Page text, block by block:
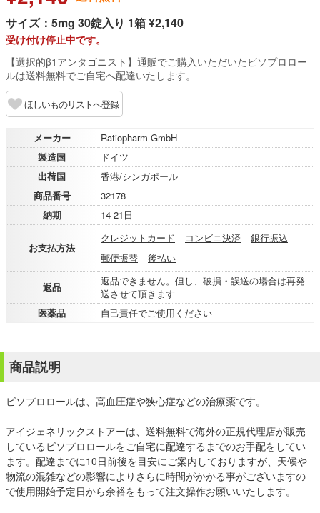
サイズ：5mg 30錠入り 1箱 ¥2,140
受け付け停止中です。
【選択的β1アンタゴニスト】通販でご購入いただいたビソプロロー
ルは送料無料でご自宅へ配達いたします。
ほしいものリストへ登録
メーカー
Ratiopharm GmbH
製造国
ドイツ
出荷国
香港/シンガポール
商品番号
32178
納期
14-21日
お支払方法
クレジットカード コンビニ決済
銀行振込
郵便振替
後払い
返品
返品できません。但し、破損・誤送の場合は再発
送させて頂きます
医薬品
自己責任でご使用ください
商品説明
ビソプロロールは、高血圧症や狭心症などの治療薬です。
アイジェネリックストアーは、送料無料で海外の正規代理店が販売
しているビソプロロールをご自宅に配達するまでのお手配をしてい
ます。配達までに10日前後を目安にご案内しておりますが、天候や
物流の混雑などの影響によりさらに時間がかかる事がございますの
で使用開始予定日から余裕をもって注文操作お願いいたします。